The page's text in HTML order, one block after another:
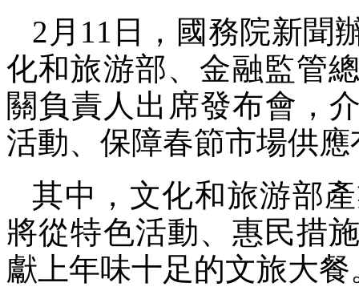
2月11日，國務院新聞
化和旅游部、金融監管
關負責人出席發布會，
活動、保障春節市場供
其中，文化和旅游部
將從特色活動、惠民措
獻上年味十足的文旅大餐